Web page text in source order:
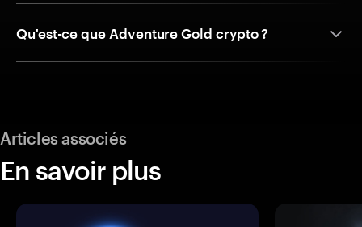
Qu'est-ce que Adventure Gold crypto ?
Articles associés
En savoir plus